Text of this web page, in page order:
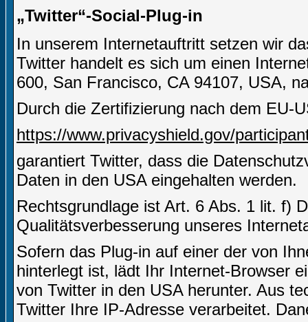
„Twitter“-Social-Plug-in
In unserem Internetauftritt setzen wir
Twitter handelt es sich um einen
600, San Francisco, CA 94107, USA,
Durch die Zertifizierung nach dem EU-
https://www.privacyshield.gov/
garantiert Twitter, dass die
Daten in den USA eingehalten werden.
Rechtsgrundlage ist Art. 6 Abs. 1 lit. f)
Qualitätsverbesserung unseres
Sofern das Plug-in auf einer der von
hinterlegt ist, lädt Ihr Internet-Browser
von Twitter in den USA herunter. Aus
Twitter Ihre IP-Adresse verarbeitet.